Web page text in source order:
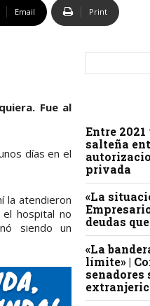
Email Print
Fue al
días en el
la atendieron
hospital no
siendo un
Entre
salteña
privada
«La
deudas
«La
límite» |
senadores